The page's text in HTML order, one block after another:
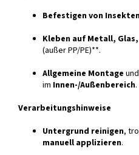
Befestigen von
Kleben auf Metall,
(außer PP/PE)**.
Allgemeine Montage und
im Innen-/Außenbereich.
Verarbeitungshinweise
Untergrund reinigen,
manuell applizieren.